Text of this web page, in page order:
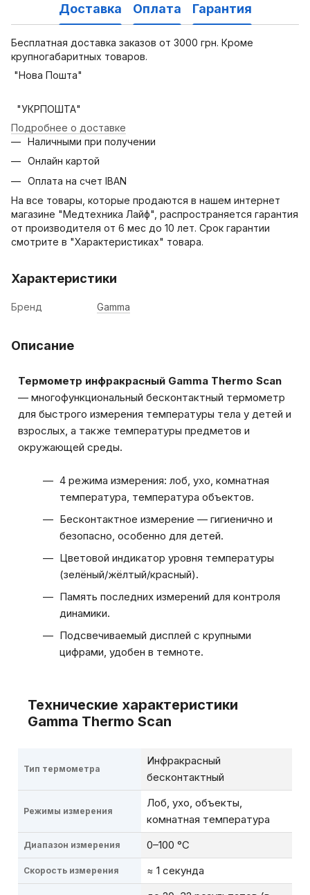
Доставка Оплата Гарантия
Бесплатная доставка заказов от 3000 грн. Кроме
крупногабаритных товаров.
"Нова Пошта"
"УКРПОШТА"
Подробнее о доставке
Наличными при получении
Онлайн картой
Оплата на счет IBAN
На все товары, которые продаются в нашем интернет
магазине "Медтехника Лайф", распространяется гарантия
от производителя от 6 мес до 10 лет. Срок гарантии
смотрите в "Характеристиках" товара.
Характеристики
Бренд Gamma
Описание
Термометр инфракрасный Gamma Thermo Scan
— многофункциональный бесконтактный термометр
для быстрого измерения температуры тела у детей и
взрослых, а также температуры предметов и
окружающей среды.
4 режима измерения: лоб, ухо, комнатная
температура, температура объектов.
Бесконтактное измерение — гигиенично и
безопасно, особенно для детей.
Цветовой индикатор уровня температуры
(зелёный/жёлтый/красный).
Память последних измерений для контроля
динамики.
Подсвечиваемый дисплей с крупными
цифрами, удобен в темноте.
Технические характеристики
Gamma Thermo Scan
Тип термометра
Инфракрасный
бесконтактный
Режимы измерения
Лоб, ухо, объекты,
комнатная температура
Диапазон измерения 0–100 °C
Скорость измерения
≈ 1 секунда